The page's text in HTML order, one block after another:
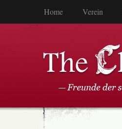
Home Verein